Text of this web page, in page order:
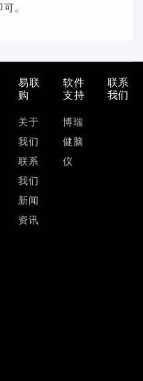
。
易联
购
关于
我们
联系
我们
新闻
资讯
软件
支持
博瑞
健脑
仪
联系
我们